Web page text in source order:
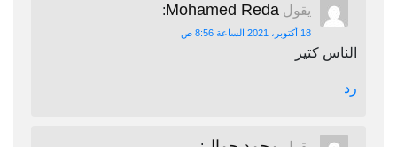
يقول Mohamed Reda
:
18 أكتوبر، 2021 الساعة 8:56 ص
الناس كتير
رد